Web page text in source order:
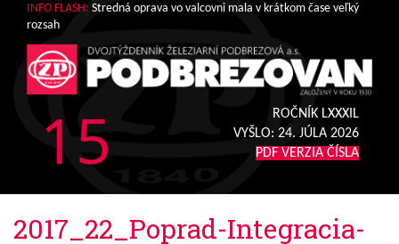
INFO FLASH: Stredná oprava vo valcovni mala v krátkom čase veľký
rozsah
15
ROČNÍK LXXXIL
VYŠLO: 24. JÚLA 2026
PDF VERZIA ČÍSLA
2017_22_Poprad-Integracia-